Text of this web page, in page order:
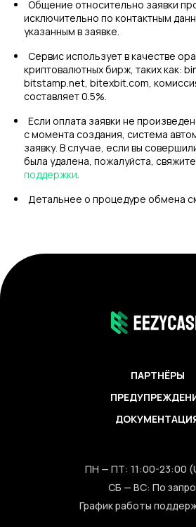
Общение относительно заявки
исключительно по контактным
указанным в заявке.
Сервис использует в качестве
криптовалютных бирж, таких как:
bitstamp.net, bitexbit.com,
составляет 0.5%.
Если оплата заявки не
с момента создания, система
заявку. В случае, если вы
была удалена, пожалуйста,
поддержки.
Детальнее о процедуре обмена
ПАРТНЁРЫ
ПН — ПТ: 11:00-23:00
СБ — ВС: По
График работы